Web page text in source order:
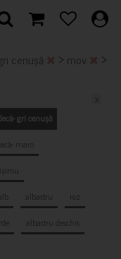
cenușă > mov >
gri cenușă
maro
albastru
roz
albastru deschis